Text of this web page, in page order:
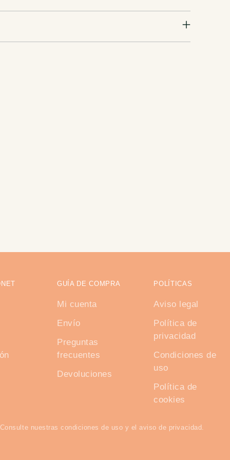
GUÍA DE COMPRA
Mi cuenta
Envío
Preguntas
frecuentes
Devoluciones
POLÍTICAS
Aviso legal
Política de
privacidad
Condiciones de
uso
Política de
cookies
nuestras condiciones de uso y el aviso de privacidad.